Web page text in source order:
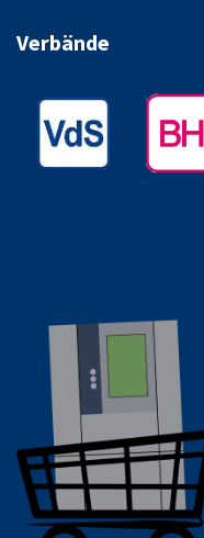
Verbände